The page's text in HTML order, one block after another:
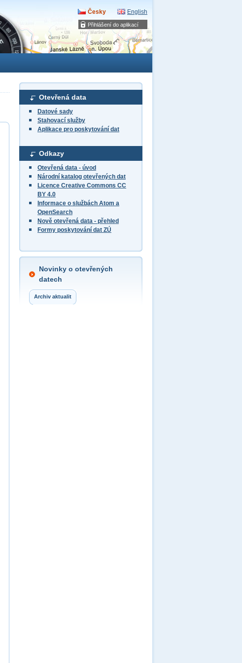
Přihlášení do aplikací
Česky English
Otevřená data
Datové sady
Stahovací služby
Aplikace pro poskytování dat
Odkazy
Otevřená data - úvod
Národní katalog otevřených dat
Licence Creative Commons CC
BY 4.0
Informace o službách Atom a
OpenSearch
Nově otevřená data - přehled
Formy poskytování dat ZÚ
Novinky o otevřených
datech
Archiv aktualit